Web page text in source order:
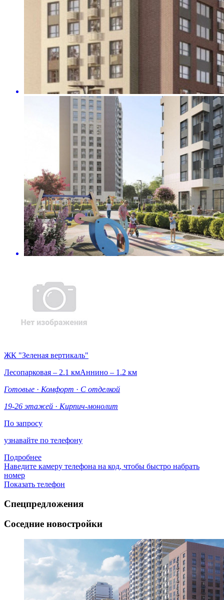
ЖК "Зеленая вертикаль"
Лесопарковая – 2.1 кмАннино – 1.2 км
Готовые · Комфорт · С отделкой
19-26 этажей · Кирпич-монолит
По запросу
узнавайте по телефону
Подробнее
Наведите камеру телефона на код, чтобы быстро набрать
номер
Показать телефон
Спецпредложения
Соседние новостройки